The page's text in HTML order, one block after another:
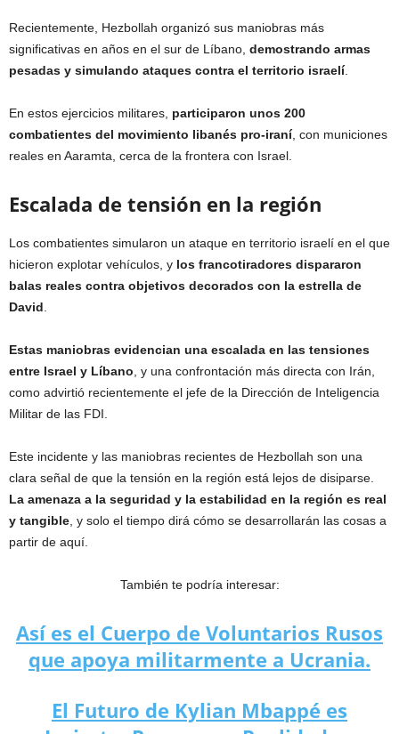
Recientemente, Hezbollah organizó sus maniobras más
significativas en años en el sur de Líbano, demostrando armas
pesadas y simulando ataques contra el territorio israelí.
En estos ejercicios militares, participaron unos 200
combatientes del movimiento libanés pro-iraní, con municiones
reales en Aaramta, cerca de la frontera con Israel.
Escalada de tensión en la región
Los combatientes simularon un ataque en territorio israelí en el que
hicieron explotar vehículos, y los francotiradores dispararon
balas reales contra objetivos decorados con la estrella de
David.
Estas maniobras evidencian una escalada en las tensiones
entre Israel y Líbano, y una confrontación más directa con Irán,
como advirtió recientemente el jefe de la Dirección de Inteligencia
Militar de las FDI.
Este incidente y las maniobras recientes de Hezbollah son una
clara señal de que la tensión en la región está lejos de disiparse.
La amenaza a la seguridad y la estabilidad en la región es real
y tangible, y solo el tiempo dirá cómo se desarrollarán las cosas a
partir de aquí.
También te podría interesar:
Así es el Cuerpo de Voluntarios Rusos
que apoya militarmente a Ucrania.
El Futuro de Kylian Mbappé es